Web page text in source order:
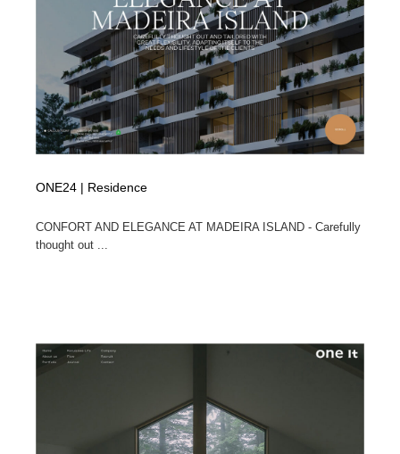
ONE24 | Residence
CONFORT AND ELEGANCE AT MADEIRA ISLAND - Carefully
thought out ...